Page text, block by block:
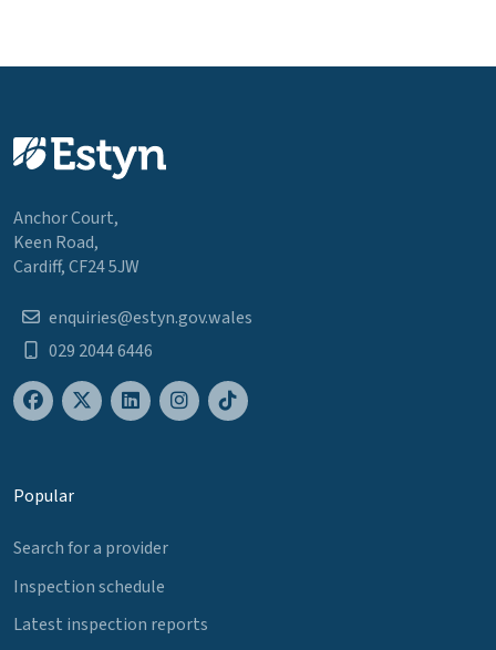
Anchor Court,
Keen Road,
Cardiff, CF24 5JW
enquiries@estyn.gov.wales
029 2044 6446
Popular
Search for a provider
Inspection schedule
Latest inspection reports